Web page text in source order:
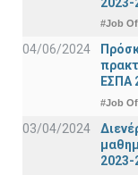
#Job
04/06/2024
ΕΣΠΑ
#Job
03/04/2024
2023-